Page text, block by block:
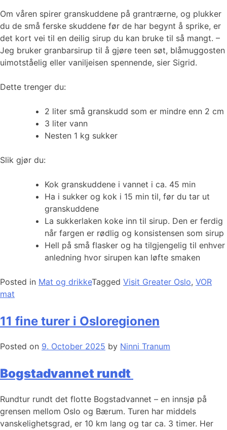
Om våren spirer granskuddene på grantrærne, og plukker
du de små ferske skuddene før de har begynt å sprike, er
det kort vei til en deilig sirup du kan bruke til så mangt. –
Jeg bruker granbarsirup til å gjøre teen søt, blåmuggosten
uimotståelig eller vaniljeisen spennende, sier Sigrid.
Dette trenger du:
2 liter små granskudd som er mindre enn 2 cm
3 liter vann
Nesten 1 kg sukker
Slik gjør du:
Kok granskuddene i vannet i ca. 45 min
Ha i sukker og kok i 15 min til, før du tar ut
granskuddene
La sukkerlaken koke inn til sirup. Den er ferdig
når fargen er rødlig og konsistensen som sirup
Hell på små flasker og ha tilgjengelig til enhver
anledning hvor sirupen kan løfte smaken
Posted in Mat og drikkeTagged Visit Greater Oslo, VOR
mat
11 fine turer i Osloregionen
Posted on 9. October 2025 by Ninni Tranum
Bogstadvannet rundt
Rundtur rundt det flotte Bogstadvannet – en innsjø på
grensen mellom Oslo og Bærum. Turen har middels
vanskelighetsgrad, er 10 km lang og tar ca. 3 timer. Her